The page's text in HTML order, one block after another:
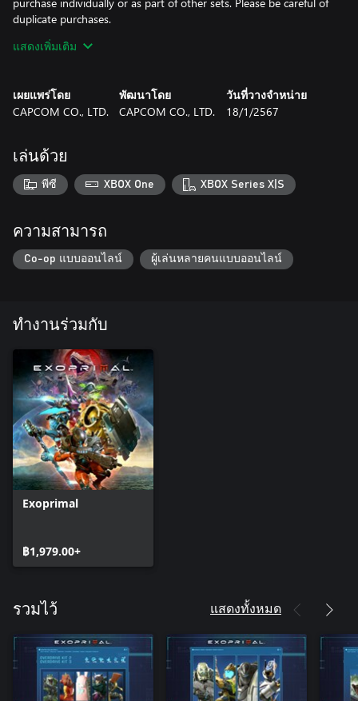
duplicate purchases.
screen to the in-game home screen.
family member accounts will not receive it.
แสดงเพิ่มเติม
เผยแพร่โดย
CAPCOM CO., LTD.
พัฒนาโดย
CAPCOM CO., LTD.
วันที่วางจำหน่าย
18/1/2567
เล่นด้วย
พีซี XBOX One XBOX Series X|S
ความสามารถ
Co-op แบบออนไลน์ ผู้เล่นหลายคนแบบออนไลน์
ทำงานร่วมกับ
Exoprimal
฿1,979.00+
รวมไว้ แสดงทั้งหมด